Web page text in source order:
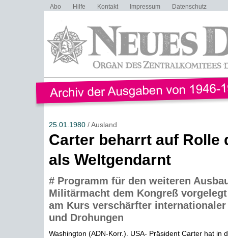
Abo Hilfe Kontakt Impressum Datenschutz
25.01.1980/ Ausland
Carter beharrt auf Rolle
als Weltgendarnt
# Programm für den weiteren
Militärmacht dem Kongreß
am Kurs verschärfter internationaler
und Drohungen
Washington (ADN-Korr.). USA- Präsident Carter hat in